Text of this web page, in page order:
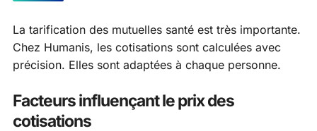
La tarification des mutuelles santé est très importante.
Chez Humanis, les cotisations sont calculées avec
précision. Elles sont adaptées à chaque personne.
Facteurs influençant le prix des
cotisations